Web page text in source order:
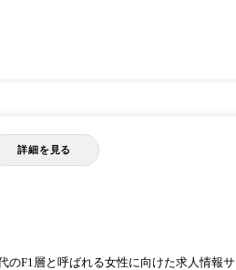
詳細を見る
のF1層と呼ばれる女性に向けた求人情報サ